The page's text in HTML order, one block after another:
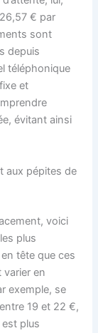
€ par
sont
depuis
téléphonique
et
évitant ainsi
aux pépites de
voici
plus
tête que ces
en
exemple, se
19 et 22 €,
est plus